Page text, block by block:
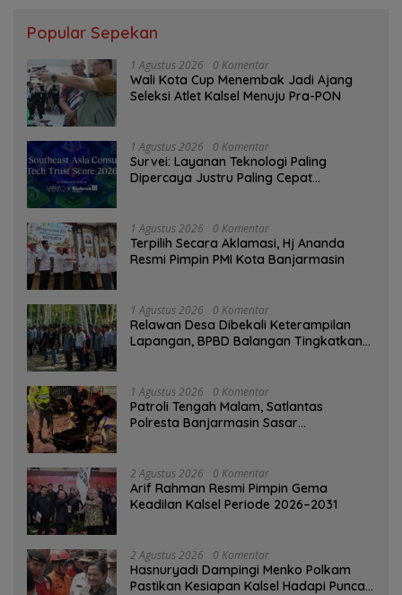
Popular Sepekan
1 Agustus 2026 0 Komentar
Wali Kota Cup Menembak Jadi Ajang
Seleksi Atlet Kalsel Menuju Pra-PON
1 Agustus 2026 0 Komentar
Survei: Layanan Teknologi Paling
Dipercaya Justru Paling Cepat
1 Agustus 2026 0 Komentar
‎Terpilih Secara Aklamasi, Hj Ananda
Resmi Pimpin PMI Kota Banjarmasin
1 Agustus 2026 0 Komentar
Relawan Desa Dibekali Keterampilan
Lapangan, BPBD Balangan Tingkatkan
1 Agustus 2026 0 Komentar
Patroli Tengah Malam, Satlantas
Polresta Banjarmasin Sasar
2 Agustus 2026 0 Komentar
Arif Rahman Resmi Pimpin Gema
Keadilan Kalsel Periode 2026–2031
2 Agustus 2026 0 Komentar
Hasnuryadi Dampingi Menko Polkam
Pastikan Kesiapan Kalsel Hadapi Puncak